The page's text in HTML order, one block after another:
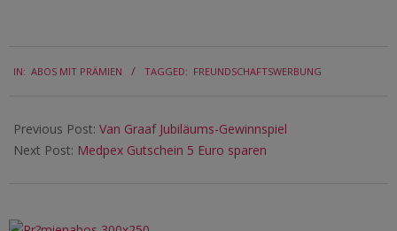
09-
IN: ABOS MIT PRÄMIEN TAGGED: FREUNDSCHAFTSWERBUNG
Previous Post: Van Graaf Jubiläums-Gewinnspiel
Next Post: Medpex Gutschein 5 Euro sparen